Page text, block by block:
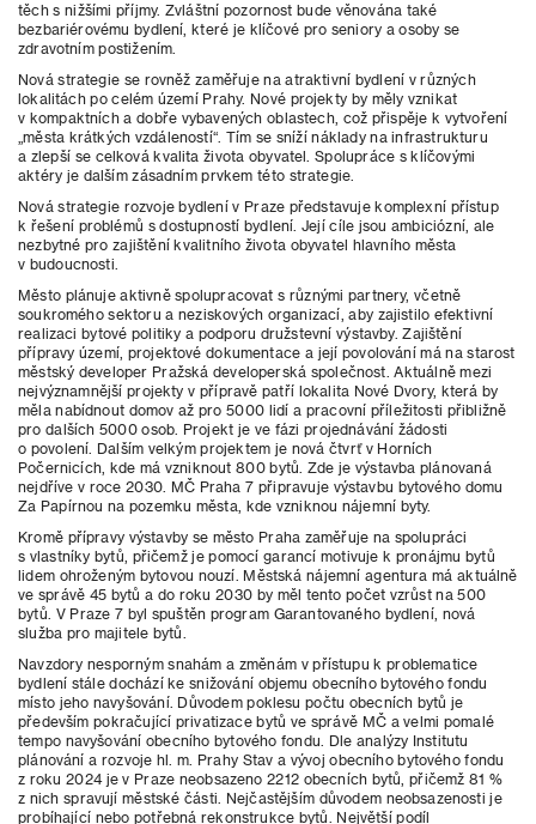
těch s nižšími příjmy. Zvláštní pozornost bude věnována také
bezbariérovému bydlení, které je klíčové pro seniory a osoby se
zdravotním postižením.
Nová strategie se rovněž zaměřuje na atraktivní bydlení v různých
lokalitách po celém území Prahy. Nové projekty by měly vznikat
v kompaktních a dobře vybavených oblastech, což přispěje k vytvoření
„města krátkých vzdáleností“. Tím se sníží náklady na infrastrukturu
a zlepší se celková kvalita života obyvatel. Spolupráce s klíčovými
aktéry je dalším zásadním prvkem této strategie.
Nová strategie rozvoje bydlení v Praze představuje komplexní přístup
k řešení problémů s dostupností bydlení. Její cíle jsou ambiciózní, ale
nezbytné pro zajištění kvalitního života obyvatel hlavního města
v budoucnosti.
Město plánuje aktivně spolupracovat s různými partnery, včetně
soukromého sektoru a neziskových organizací, aby zajistilo efektivní
realizaci bytové politiky a podporu družstevní výstavby. Zajištění
přípravy území, projektové dokumentace a její povolování má na starost
městský developer Pražská developerská společnost. Aktuálně mezi
nejvýznamnější projekty v přípravě patří lokalita Nové Dvory, která by
měla nabídnout domov až pro 5000 lidí a pracovní příležitosti přibližně
pro dalších 5000 osob. Projekt je ve fázi projednávání žádosti
o povolení. Dalším velkým projektem je nová čtvrť v Horních
Počernicích, kde má vzniknout 800 bytů. Zde je výstavba plánovaná
nejdříve v roce 2030. MČ Praha 7 připravuje výstavbu bytového domu
Za Papírnou na pozemku města, kde vzniknou nájemní byty.
Kromě přípravy výstavby se město Praha zaměřuje na spolupráci
s vlastníky bytů, přičemž je pomocí garancí motivuje k pronájmu bytů
lidem ohroženým bytovou nouzí. Městská nájemní agentura má aktuálně
ve správě 45 bytů a do roku 2030 by měl tento počet vzrůst na 500
bytů. V Praze 7 byl spuštěn program Garantovaného bydlení, nová
služba pro majitele bytů.
Navzdory nesporným snahám a změnám v přístupu k problematice
bydlení stále dochází ke snižování objemu obecního bytového fondu
místo jeho navyšování. Důvodem poklesu počtu obecních bytů je
především pokračující privatizace bytů ve správě MČ a velmi pomalé
tempo navyšování obecního bytového fondu. Dle analýzy Institutu
plánování a rozvoje hl. m. Prahy Stav a vývoj obecního bytového fondu
z roku 2024 je v Praze neobsazeno 2212 obecních bytů, přičemž 81 %
z nich spravují městské části. Nejčastějším důvodem neobsazenosti je
probíhající nebo potřebná rekonstrukce bytů. Největší podíl